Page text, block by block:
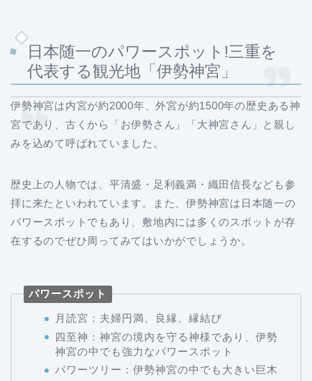
日本随一のパワースポット!三重を
代表する観光地「伊勢神宮」
伊勢神宮は内宮が約2000年、外宮が約1500年の歴史ある神
宮であり、古くから「お伊勢さん」「大神宮さん」と親し
みを込めて呼ばれていました。
歴史上の人物では、平清盛・足利義満・織田信長なども参
拝に来たといわれています。また、伊勢神宮は日本随一の
パワースポットでもあり、敷地内には多くのスポットが存
在するのでぜひ周ってみてはいかがでしょうか。
パワースポット
月読宮：夫婦円満、良縁、縁結び
四至神：神宮の境内を守る神様であり、伊勢
神宮の中でも強力なパワースポット
パワーツリー：伊勢神宮の中でも大きい巨木